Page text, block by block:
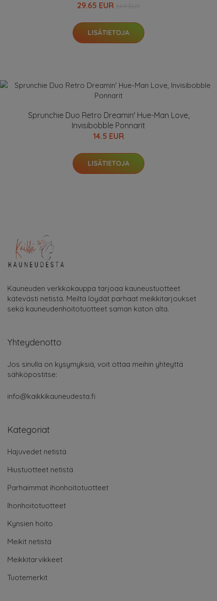
29.65 EUR
LISÄTIETOJA
Sprunchie Duo Retro Dreamin' Hue-Man Love,
Invisibobble Ponnarit
14.5 EUR
LISÄTIETOJA
Kauneuden verkkokauppa tarjoaa kauneustuotteet
kätevästi netistä. Meiltä löydät parhaat meikkitarjoukset
sekä kauneudenhoitotuotteet saman katon alta.
Yhteydenotto
Jos sinulla on kysymyksiä, voit ottaa meihin yhteyttä
sähköpostitse:
info@kaikkikauneudesta.fi
Kategoriat
Hajuvedet netistä
Hiustuotteet netistä
Parhaimmat ihonhoitotuotteet
Ihonhoitotuotteet
Kynsien hoito
Meikit netistä
Meikkitarvikkeet
Tuotemerkit